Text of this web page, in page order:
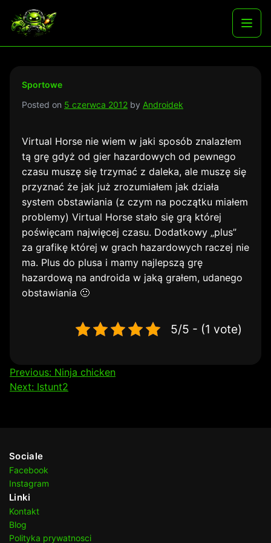
content
Najlepsze darmowe gry i aplikacje na androida
menu
Sportowe
Posted on 5 czerwca 2012 by Androidek
Virtual Horse nie wiem w jaki sposób znalazłem
tą grę gdyż od gier hazardowych od pewnego
czasu muszę się trzymać z daleka, ale muszę się
przyznać że jak już zrozumiałem jak działa
system obstawiania (z czym na początku miałem
problemy) Virtual Horse stało się grą której
poświęcam najwięcej czasu. Dodatkowy „plus”
za grafikę której w grach hazardowych raczej nie
ma. Plus do plusa i mamy najlepszą grę
hazardową na androida w jaką grałem, udanego
obstawiania 🙂
5/5 - (1 vote)
Nawigacja
wpisu
Previous: Ninja chicken
Next: Istunt2
Sociale
Facebook
Instagram
Linki
Kontakt
Blog
Polityka prywatnosci